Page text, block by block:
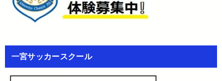
一宮サッカースクール